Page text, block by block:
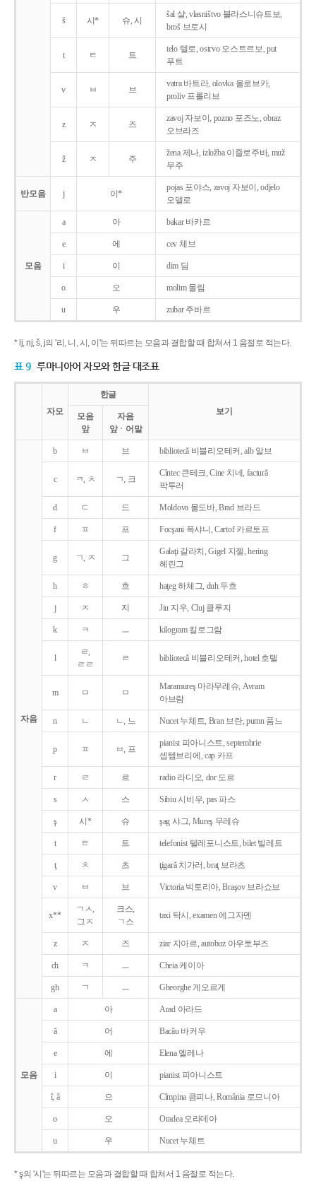
š 시* 슈, 시
šal 샬, vlasništvo 블라스니슈트보,
broš 브로시
t ㅌ 트
telo 텔로, ostrvo 오스트르보, put
푸트
v ㅂ 브
vatra 바트라, olovka 올로브카,
proliv 프롤리브
z ㅈ 즈
zavoj 자보이, pozno 포즈노, obraz
오브라즈
ž ㅈ 주
žena 제나, izložba 이즐로주바, muž
무주
반모음 j 이*
pojas 포야스, zavoj 자보이, odjelo
오델로
모음
a 아 bakar 바카르
e 에 cev 체브
i 이 dim 딤
o 오 molim 몰림
u 우 zubar 주바르
* lj, nj, š, j의 '리, 니, 시, 이'는 뒤따르는 모음과 결합할 때 합쳐서 1 음절로 적는다.
표 9 루마니아어 자모와 한글 대조표
자모
한글
보기
모음
앞
자음
앞ㆍ어말
자음
b ㅂ 브 bibliotecǎ 비블리오테커, alb 알브
c ㅋ, ㅊ ㄱ, 크
Cîntec 큰테크, Cine 치네, facturǎ
팍투러
d ㄷ 드 Moldova 몰도바, Brad 브라드
f ㅍ 프 Focşani 폭샤니, Cartof 카르토프
g ㄱ, ㅈ 그
Galaţi 갈라치, Gigel 지젤, hering
헤린그
h ㅎ 흐 haţeg 하체그, duh 두흐
j ㅈ 지 Jiu 지우, Cluj 클루지
k ㅋ ㅡ kilogram 킬로그람
l
ㄹ,
ㄹㄹ
ㄹ bibliotecǎ 비블리오테커, hotel 호텔
m ㅁ ㅁ
Maramureş 마라무레슈, Avram
아브람
n ㄴ ㄴ, 느 Nucet 누체트, Bran 브란, pumn 품느
p ㅍ ㅂ, 프
pianist 피아니스트, septembrie
셉템브리에, cap 카프
r ㄹ 르 radio 라디오, dor 도르
s ㅅ 스 Sibiu 시비우, pas 파스
ş 시* 슈 şag 샤그, Mureş 무레슈
t ㅌ 트 telefonist 텔레포니스트, bilet 빌레트
ţ ㅊ 츠 ţigarǎ 치가러, braţ 브라츠
v ㅂ 브 Victoria 빅토리아, Braşov 브라쇼브
x**
ㄱㅅ,
그ㅈ
크스,
ㄱ스
taxi 탁시, examen 에그자멘
z ㅈ 즈 ziar 지아르, autobuz 아우토부즈
ch ㅋ ㅡ Cheia 케이아
gh ㄱ ㅡ Gheorghe 게오르게
모음
a 아 Arad 아라드
ǎ 어 Bacǎu 바커우
e 에 Elena 엘레나
i 이 pianist 피아니스트
î, â 으 Cîmpina 큼피나, România 로므니아
o 오 Oradea 오라데아
u 우 Nucet 누체트
* ş의 '시'는 뒤따르는 모음과 결합할 때 합쳐서 1 음절로 적는다.